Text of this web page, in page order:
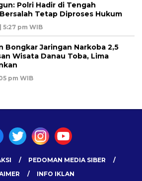
Polri Hadir di Tengah
Tetap Diproses Hukum
pm WIB
Bongkar Jaringan Narkoba 2,5
Wisata Danau Toba, Lima
pm WIB
PEDOMAN MEDIA SIBER
INFO IKLAN